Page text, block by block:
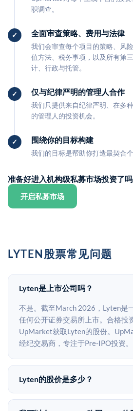
职调查。
全面审查策略、费用与法律
我们会审查每个项目的策略、风
值方法、税务事项，以及所有第
计、行政与托管。
仅与纪律严明的管理人合作
我们只提供来自纪律严明、在多
的管理人的投资机会。
围绕你的目标构建
我们的目标是帮助你打造最契合
准备好进入机构级私募市场投资了吗
开启私募市场
LYTEN股票常见问题
Lyten是上市公司吗？
不是。截至March 2026，Lyten是
任何公开证券交易所上市。合格投
UpMarket获取Lyten的股份。
经纪交易商，专注于Pre-IPO投资。
Lyten的股价是多少？
Lyten没有公开股价，因为它是一